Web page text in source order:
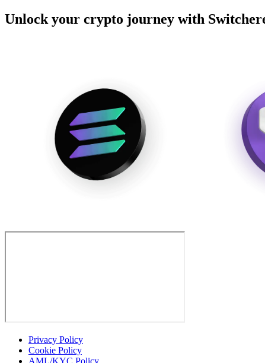
Unlock your crypto journey with
Privacy Policy
Cookie Policy
AML/KYC Policy